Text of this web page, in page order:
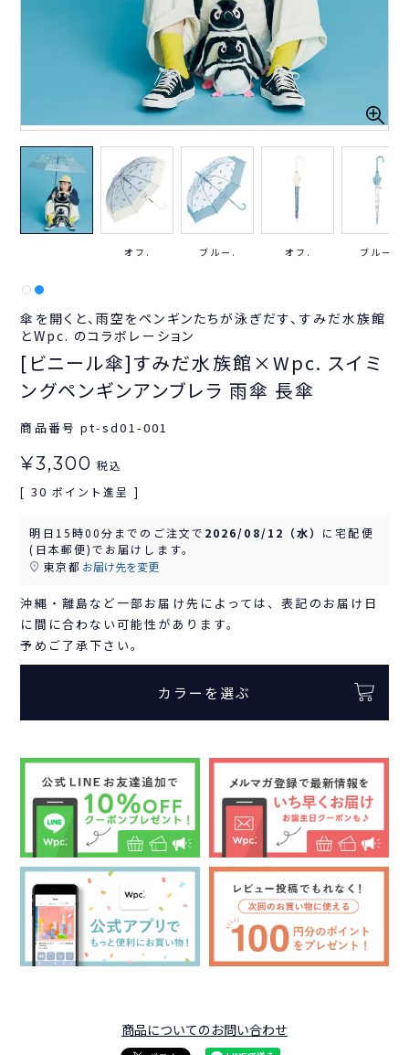
オフ. ブルー. オフ. ブルー.
傘を開くと、雨空をペンギンたちが泳ぎだす、すみだ水族館
とWpc. のコラボレーション
[ビニール傘]すみだ水族館×Wpc. スイミ
ングペンギンアンブレラ 雨傘 長傘
商品番号 pt-sd01-001
¥3,300 税込
[ 30 ポイント進呈 ]
明日 15時00分 までのご注文で 2026/08/12（水） に宅配便
(日本郵便)でお届けします。
東京都 お届け先を変更
沖縄・離島など一部お届け先によっては、表記のお届け日
に間に合わない可能性があります。
予めご了承下さい。
カラーを選ぶ
商品についてのお問い合わせ